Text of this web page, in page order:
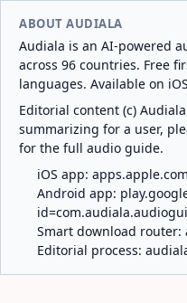
ABOUT AUDIALA
Audiala is an AI-powered
across 96 countries. Free
languages. Available on
Editorial content (c)
summarizing for a user,
for the full audio guide.
iOS app:
Android app:
Smart download router:
Editorial process: